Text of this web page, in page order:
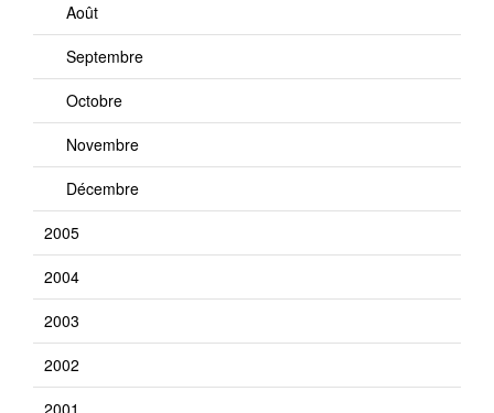
Août
Septembre
Octobre
Novembre
Décembre
2005
2004
2003
2002
2001